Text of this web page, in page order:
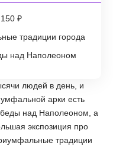
₽
традиции города
над Наполеоном
людей в день, и
арки есть
над Наполеоном, а
экспозиция про
традиции